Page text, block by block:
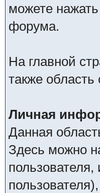
можете
форума.
На главной
также
Личная
Данная
Здесь можно